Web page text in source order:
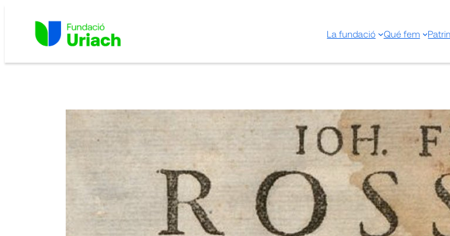
contingut
La fundació Qué fem
Ioh.
libros Galeni
3
Compartir a: